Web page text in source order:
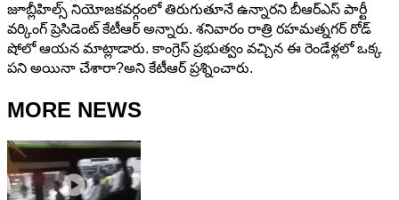
జూబ్లీహిల్స్ నియోజకవర్గంలో తిరుగుతూనే ఉన్నారని బీఆర్ఎస్ పార్టీ
వర్కింగ్ ప్రెసిడెంట్ కేటీఆర్ అన్నారు. శనివారం రాత్రి రహమత్నగర్ రోడ్
షోలో ఆయన మాట్లాడారు. కాంగ్రెస్ ప్రభుత్వం వచ్చిన ఈ రెండేళ్లలో ఒక్క
పని అయినా చేశారా?అని కేటీఆర్ ప్రశ్నించారు.
MORE NEWS